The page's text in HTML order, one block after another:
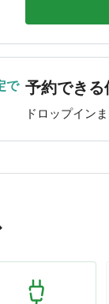
8月11日
8月12日
8月13日
で 予約でき
ドロップイン